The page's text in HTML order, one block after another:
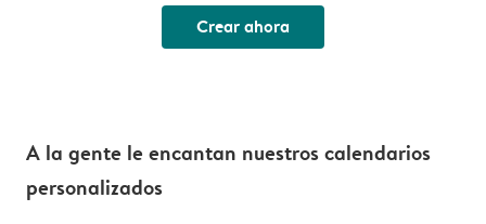
Crear ahora
A la gente le encantan nuestros calendarios
personalizados